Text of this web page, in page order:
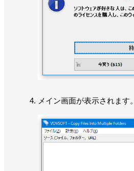
メイン画面が表示されます。